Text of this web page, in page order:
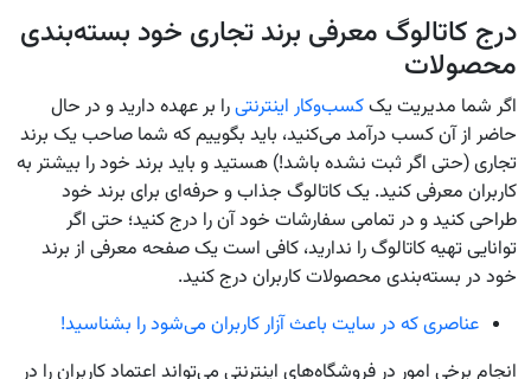
درج کاتالوگ معرفی برند تجاری خود بسته‌بندی
محصولات
اگر شما مدیریت یککسب‌وکار اینترنتیرا بر عهده دارید و در حال
حاضر از آن کسب‌ درآمد می‌کنید، باید بگوییم که شما صاحب یک برند
تجاری (حتی اگر ثبت نشده باشد!) هستید و باید برند خود را بیشتر به
کاربران معرفی کنید. یک کاتالوگ جذاب و حرفه‌ای برای برند خود
طراحی کنید و در تمامی سفارشات خود آن را درج کنید؛ حتی اگر
توانایی تهیه کاتالوگ را ندارید، کافی است یک صفحه معرفی از برند
خود در بسته‌بندی محصولات کاربران درج کنید.
عناصری که در سایت باعث آزار کاربران می‌شود را بشناسید!
انجام برخی امور در فروشگاه‌های اینترنتی می‌تواند اعتماد کاربران را در